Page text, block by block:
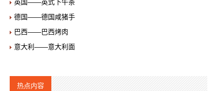
英国——英式下午茶
德国——德国咸猪手
巴西——巴西烤肉
意大利——意大利面
热点内容